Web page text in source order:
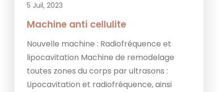
5 Juil, 2023
Machine anti cellulite
Nouvelle machine : Radiofréquence et
lipocavitation Machine de remodelage
toutes zones du corps par ultrasons :
Lipocavitation et radiofréquence, ainsi